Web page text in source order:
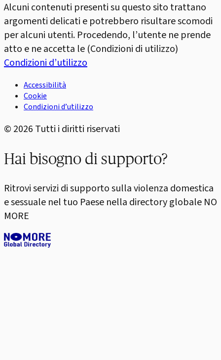
Alcuni contenuti presenti su questo sito trattano
argomenti delicati e potrebbero risultare scomodi
per alcuni utenti. Procedendo, l’utente ne prende
atto e ne accetta le (Condizioni di utilizzo)
Condizioni d’utilizzo
Accessibilità
Cookie
Condizioni d’utilizzo
© 2026 Tutti i diritti riservati
Hai bisogno di supporto?
Ritrovi servizi di supporto sulla violenza domestica
e sessuale nel tuo Paese nella directory globale NO
MORE